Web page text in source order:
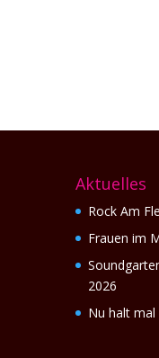
Aktuelles
Rock Am
Frauen im
2026
Nu halt